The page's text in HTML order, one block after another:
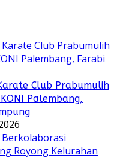
Club Prabumulih
Palembang,